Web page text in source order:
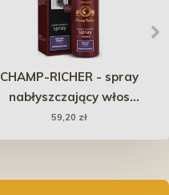
CHAMP-RICHER - spray
nabłyszczający włos
250ml
59,20 zł